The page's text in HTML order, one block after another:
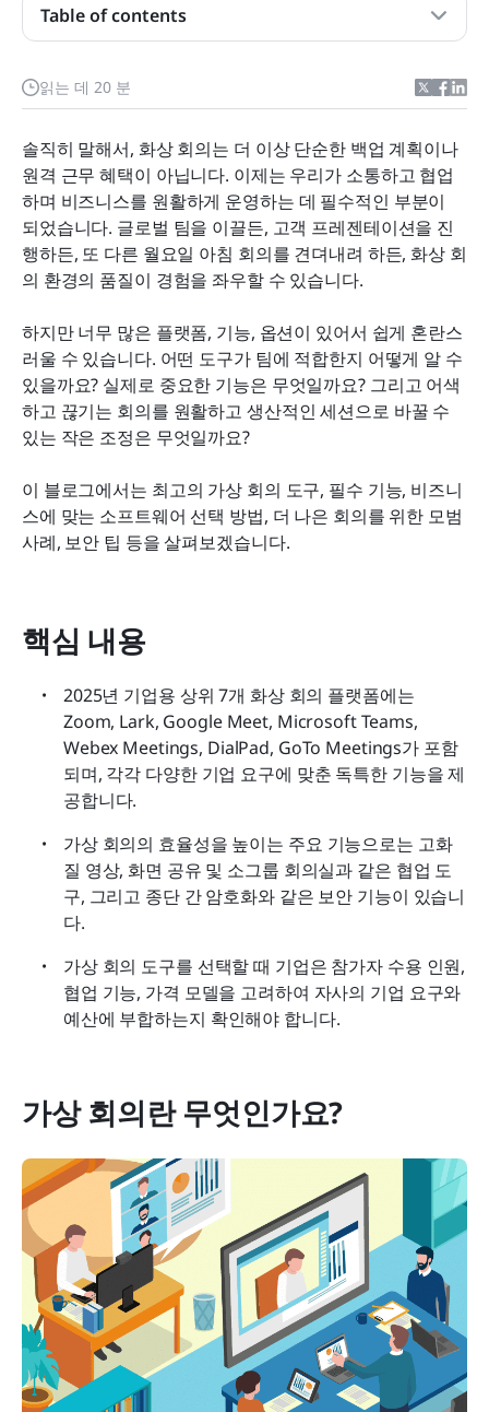
읽는 데 20 분
솔직히 말해서, 화상 회의는 더 이상 단순한 백업 계획이나
원격 근무 혜택이 아닙니다. 이제는 우리가 소통하고 협업
하며 비즈니스를 원활하게 운영하는 데 필수적인 부분이
되었습니다. 글로벌 팀을 이끌든, 고객 프레젠테이션을 진
행하든, 또 다른 월요일 아침 회의를 견뎌내려 하든, 화상 회
의 환경의 품질이 경험을 좌우할 수 있습니다.
하지만 너무 많은 플랫폼, 기능, 옵션이 있어서 쉽게 혼란스
러울 수 있습니다. 어떤 도구가 팀에 적합한지 어떻게 알 수
있을까요? 실제로 중요한 기능은 무엇일까요? 그리고 어색
하고 끊기는 회의를 원활하고 생산적인 세션으로 바꿀 수
있는 작은 조정은 무엇일까요?
이 블로그에서는 최고의 가상 회의 도구, 필수 기능, 비즈니
스에 맞는 소프트웨어 선택 방법, 더 나은 회의를 위한 모범
사례, 보안 팁 등을 살펴보겠습니다.
핵심 내용
2025년 기업용 상위 7개 화상 회의 플랫폼에는
Zoom, Lark, Google Meet, Microsoft Teams,
Webex Meetings, DialPad, GoTo Meetings가 포함
되며, 각각 다양한 기업 요구에 맞춘 독특한 기능을 제
공합니다.
가상 회의의 효율성을 높이는 주요 기능으로는 고화
질 영상, 화면 공유 및 소그룹 회의실과 같은 협업 도
구, 그리고 종단 간 암호화와 같은 보안 기능이 있습니
다.
가상 회의 도구를 선택할 때 기업은 참가자 수용 인원,
협업 기능, 가격 모델을 고려하여 자사의 기업 요구와
예산에 부합하는지 확인해야 합니다.
가상 회의란 무엇인가요?
Table of contents
2026년 최고의 가상 회의 플랫폼
최고의 화상 회의 소프트웨어를 선택하는 방법
가상 회의와 다른 도구 통합
초보자를 위한 가상 회의 팁
가상 회의 보안 팁
가상 회의 트렌드 2026
자주 묻는 질문
관련 읽기